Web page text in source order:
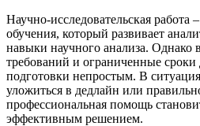
Научно-исследовательская работа
обучения, который развивает
навыки научного анализа. Однако
требований и ограниченные сроки
подготовки непростым. В
уложиться в дедлайн или
профессиональная помощь
эффективным решением.